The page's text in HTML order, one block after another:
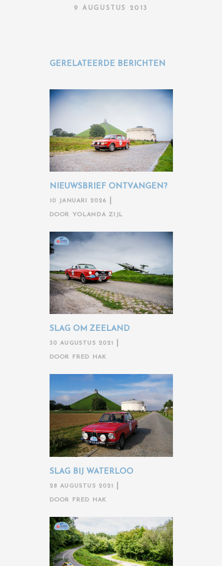
9 AUGUSTUS 2013
GERELATEERDE BERICHTEN
NIEUWSBRIEF ONTVANGEN?
10 JANUARI 2026
DOOR YOLANDA ZIJL
SLAG OM ZEELAND
30 AUGUSTUS 2021
DOOR FRED HAK
SLAG BIJ WATERLOO
28 AUGUSTUS 2021
DOOR FRED HAK